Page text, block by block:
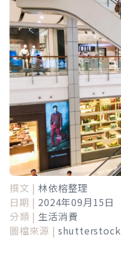
撰文 | 林依榕整理
日期 | 2024年09月15日
分類 | 生活消費
圖檔來源 | shutterstock